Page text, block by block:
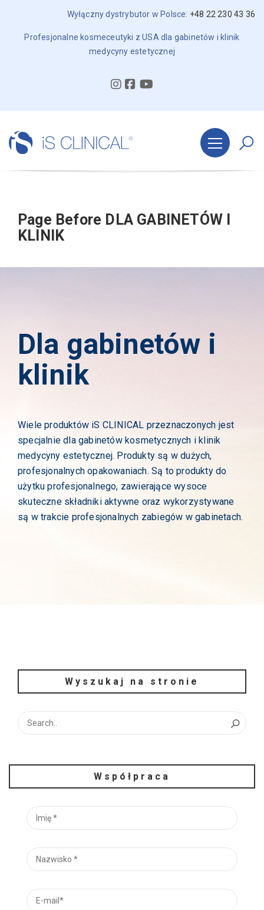
Wyłączny dystrybutor w Polsce: +48 22 230 43 36
Profesjonalne kosmeceutyki z USA dla gabinetów i klinik
medycyny estetycznej
Page Before DLA GABINETÓW I
KLINIK
Dla gabinetów i
klinik
Wiele produktów iS CLINICAL przeznaczonych jest
specjalnie dla gabinetów kosmetycznych i klinik
medycyny estetycznej. Produkty są w dużych,
profesjonalnych opakowaniach. Są to produkty do
użytku profesjonalnego, zawierające wysoce
skuteczne składniki aktywne oraz wykorzystywane
są w trakcie profesjonalnych zabiegów w gabinetach.
Wyszukaj na stronie
Współpraca